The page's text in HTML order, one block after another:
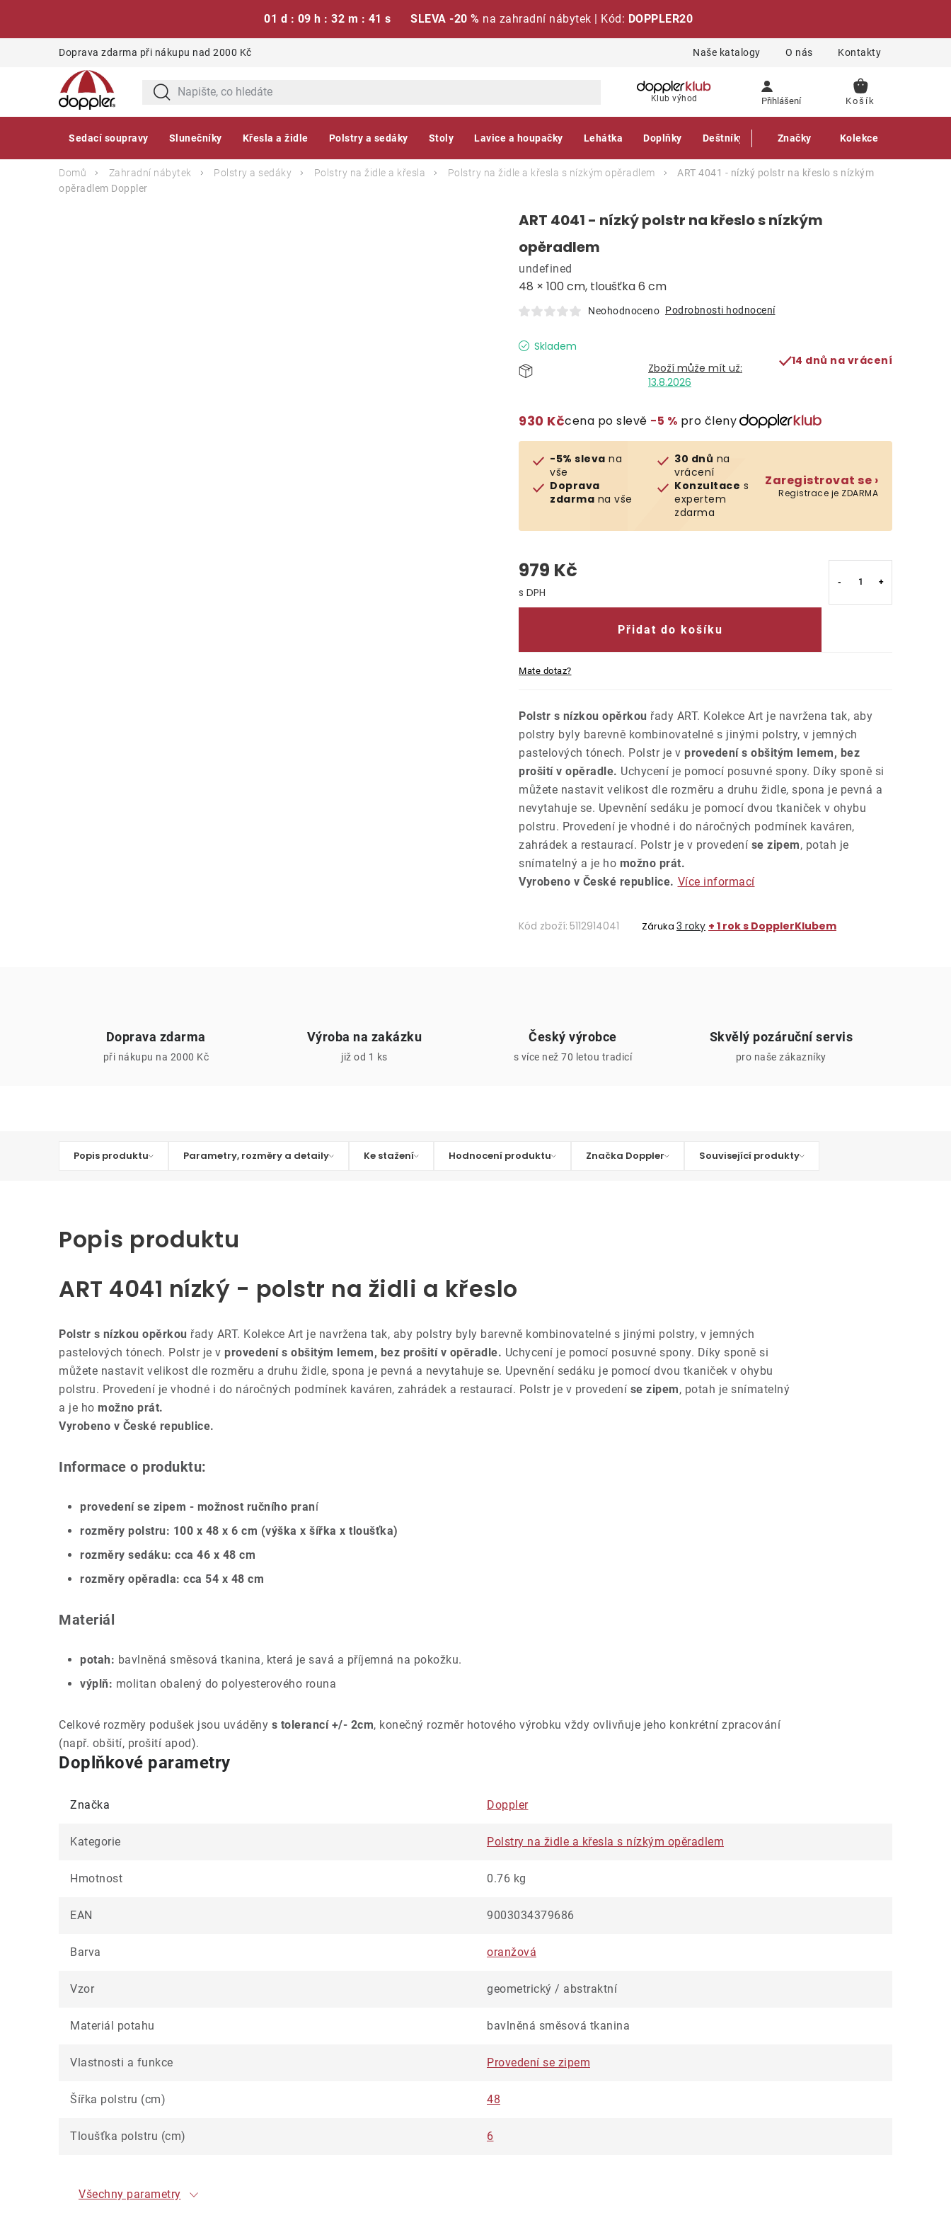
01 d : 09 h : 32 m : 40 s SLEVA -20 % na zahradní nábytek | Kód: DOPPLER20
Doprava zdarma při nákupu nad 2000 Kč Naše katalogy O nás Kontakty
Klub výhod Přihlášení
NÁKUPNÍ
Sedací soupravy Slunečníky Křesla a židle Polstry a sedáky Stoly Lavice a houpačky Lehátka Doplňky Deštníky Gastro produkty
Značky Kolekce
Domů Zahradní nábytek Polstry a sedáky Polstry na židle a křesla Polstry na židle a křesla s nízkým opěradlem
ART 4041 - nízký polstr na křeslo s nízkým
opěradlem Doppler
ART 4041 - nízký polstr na křeslo s nízkým
opěradlem
48 × 100 cm, tloušťka 6 cm
undefined
Neohodnoceno Podrobnosti hodnocení
Skladem
13.8.2026
14 dnů na vrácení
930 Kčcena po slevě −5 % pro členy
-5% sleva na
vše
Doprava
zdarma na vše
30 dnů na
vrácení
Konzultace s
expertem
zdarma
Zaregistrovat se ›
Registrace je ZDARMA
979 Kč
Měrná cena:
Přidat do košíku
Mate dotaz?
Polstr s nízkou opěrkou řady ART. Kolekce Art je navržena tak, aby
polstry byly barevně kombinovatelné s jinými polstry, v jemných
pastelových tónech. Polstr je v provedení s obšitým lemem, bez
prošití v opěradle. Uchycení je pomocí posuvné spony. Díky sponě si
můžete nastavit velikost dle rozměru a druhu židle, spona je pevná a
nevytahuje se. Upevnění sedáku je pomocí dvou tkaniček v ohybu
polstru. Provedení je vhodné i do náročných podmínek kaváren,
zahrádek a restaurací. Polstr je v provedení se zipem, potah je
snímatelný a je ho možno prát.
Vyrobeno v České republice. Více informací
Kód zboží: 5112914041 Záruka 3 roky + 1 rok s DopplerKlubem
Doprava zdarma
při nákupu na 2000 Kč
Výroba na zakázku
již od 1 ks
Český výrobce
s více než 70 letou tradicí
Skvělý pozáruční servis
pro naše zákazníky
Popis produktu Parametry, rozměry a detaily Ke stažení Hodnocení produktu Značka Doppler Související produkty
Popis produktu
ART 4041 nízký - polstr na židli a křeslo
Polstr s nízkou opěrkou řady ART. Kolekce Art je navržena tak, aby polstry byly barevně kombinovatelné s jinými polstry, v jemných
pastelových tónech. Polstr je v provedení s obšitým lemem, bez prošití v opěradle. Uchycení je pomocí posuvné spony. Díky sponě si
můžete nastavit velikost dle rozměru a druhu židle, spona je pevná a nevytahuje se. Upevnění sedáku je pomocí dvou tkaniček v ohybu
polstru. Provedení je vhodné i do náročných podmínek kaváren, zahrádek a restaurací. Polstr je v provedení se zipem, potah je snímatelný
a je ho možno prát.
Vyrobeno v České republice.
Informace o produktu:
provedení se zipem - možnost ručního praní
rozměry polstru: 100 x 48 x 6 cm (výška x šířka x tloušťka)
rozměry sedáku: cca 46 x 48 cm
rozměry opěradla: cca 54 x 48 cm
Materiál
potah: bavlněná směsová tkanina, která je savá a příjemná na pokožku.
výplň: molitan obalený do polyesterového rouna
Celkové rozměry podušek jsou uváděny s tolerancí +/- 2cm, konečný rozměr hotového výrobku vždy ovlivňuje jeho konkrétní zpracování
(např. obšití, prošití apod).
Doplňkové parametry
Značka Doppler
Kategorie Polstry na židle a křesla s nízkým opěradlem
Hmotnost 0.76 kg
EAN 9003034379686
Barva oranžová
Vzor geometrický / abstraktní
Materiál potahu bavlněná směsová tkanina
Vlastnosti a funkce Provedení se zipem
Šířka polstru (cm) 48
Tloušťka polstru (cm) 6
Všechny parametry